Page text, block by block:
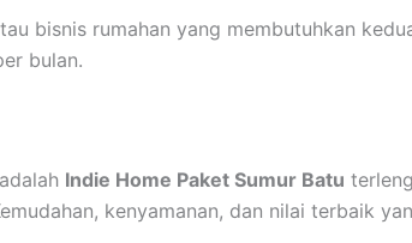
bisnis rumahan yang membutuhkan
bulan.
Indie Home Paket Sumur Batu
kenyamanan, dan nilai terbaik